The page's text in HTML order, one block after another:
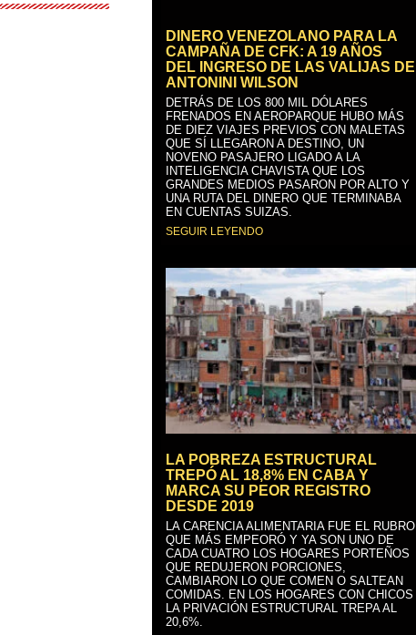
DINERO VENEZOLANO PARA LA
CAMPAÑA DE CFK: A 19 AÑOS
DEL INGRESO DE LAS VALIJAS DE
ANTONINI WILSON
DETRÁS DE LOS 800 MIL DÓLARES
FRENADOS EN AEROPARQUE HUBO MÁS
DE DIEZ VIAJES PREVIOS CON MALETAS
QUE SÍ LLEGARON A DESTINO, UN
NOVENO PASAJERO LIGADO A LA
INTELIGENCIA CHAVISTA QUE LOS
GRANDES MEDIOS PASARON POR ALTO Y
UNA RUTA DEL DINERO QUE TERMINABA
EN CUENTAS SUIZAS.
SEGUIR LEYENDO
LA POBREZA ESTRUCTURAL
TREPÓ AL 18,8% EN CABA Y
MARCA SU PEOR REGISTRO
DESDE 2019
LA CARENCIA ALIMENTARIA FUE EL RUBRO
QUE MÁS EMPEORÓ Y YA SON UNO DE
CADA CUATRO LOS HOGARES PORTEÑOS
QUE REDUJERON PORCIONES,
CAMBIARON LO QUE COMEN O SALTEAN
COMIDAS. EN LOS HOGARES CON CHICOS
LA PRIVACIÓN ESTRUCTURAL TREPA AL
20,6%.